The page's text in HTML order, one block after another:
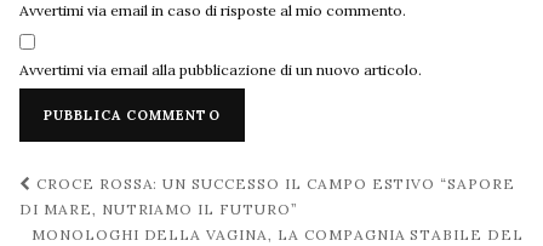
Avvertimi via email in caso di risposte al mio commento.
Avvertimi via email alla pubblicazione di un nuovo articolo.
Navigazione
post
CROCE ROSSA: UN SUCCESSO IL CAMPO ESTIVO “SAPORE
DI MARE, NUTRIAMO IL FUTURO”
MONOLOGHI DELLA VAGINA, LA COMPAGNIA STABILE DEL